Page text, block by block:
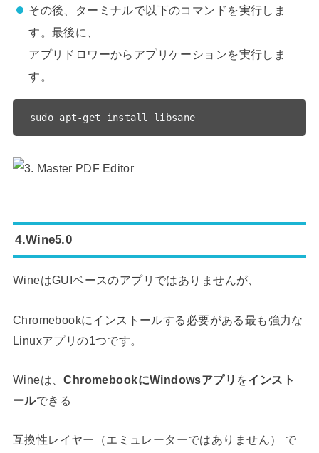
その後、ターミナルで以下のコマンドを実行しま
す。最後に、
アプリドロワーからアプリケーションを実行しま
す。
sudo apt-get install libsane
4.Wine5.0
WineはGUIベースのアプリではありませんが、
Chromebookにインストールする必要がある最も強力な
Linuxアプリの1つです。
Wineは、ChromebookにWindowsアプリ をインスト
ールできる
互換性レイヤー（エミュレーターではありません） で